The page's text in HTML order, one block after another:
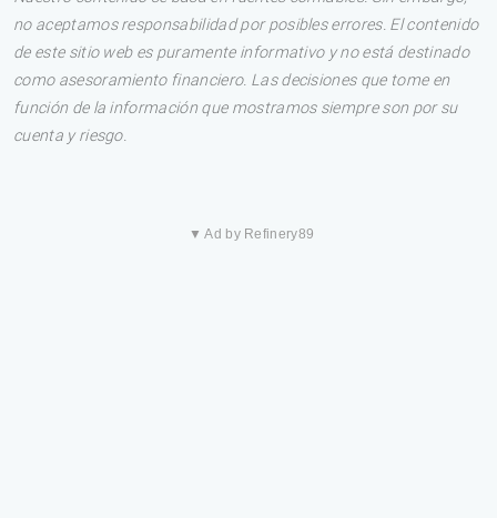
no aceptamos responsabilidad por posibles errores. El contenido
de este sitio web es puramente informativo y no está destinado
como asesoramiento financiero. Las decisiones que tome en
función de la información que mostramos siempre son por su
cuenta y riesgo.
▼ Ad by Refinery89